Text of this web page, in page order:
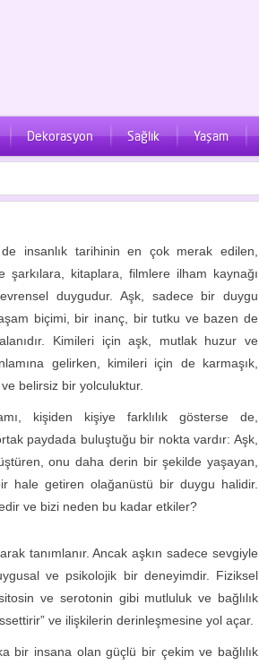
Dekorasyon Sağlık Yaşam
insanlık tarihinin en çok merak edilen,
şarkılara, kitaplara, filmlere ilham kaynağı
duygudur. Aşk, sadece bir duygu
biçimi, bir inanç, bir tutku ve bazen de
Kimileri için aşk, mutlak huzur ve
gelirken, kimileri için de karmaşık,
ve belirsiz bir yolculuktur.
kişiden kişiye farklılık gösterse de,
paydada buluştuğu bir nokta vardır: Aşk,
onu daha derin bir şekilde yaşayan,
hale getiren olağanüstü bir duygu halidir.
ve bizi neden bu kadar etkiler?
tanımlanır. Ancak aşkın sadece sevgiyle
ve psikolojik bir deneyimdir. Fiziksel
ve serotonin gibi mutluluk ve bağlılık
ve ilişkilerin derinleşmesine yol açar.
bir insana olan güçlü bir çekim ve bağlılık